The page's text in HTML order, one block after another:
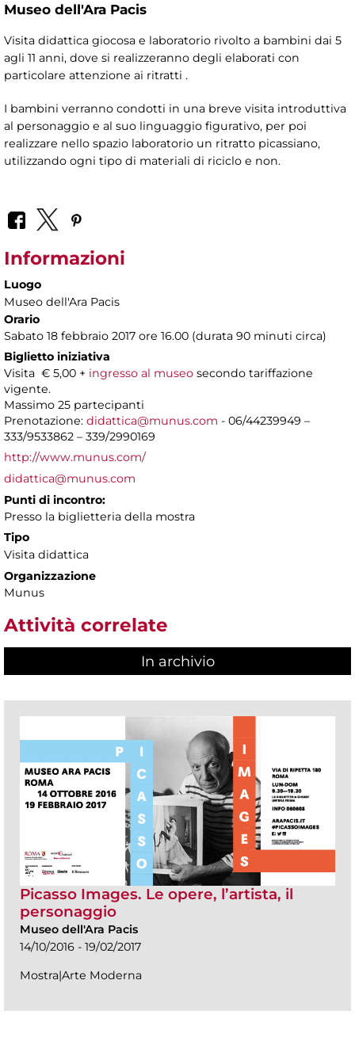
Museo dell'Ara Pacis
Visita didattica giocosa e laboratorio rivolto a bambini dai 5
agli 11 anni, dove si realizzeranno degli elaborati con
particolare attenzione ai ritratti .
I bambini verranno condotti in una breve visita introduttiva
al personaggio e al suo linguaggio figurativo, per poi
realizzare nello spazio laboratorio un ritratto picassiano,
utilizzando ogni tipo di materiali di riciclo e non.
Informazioni
Luogo
Museo dell'Ara Pacis
Orario
Sabato 18 febbraio 2017 ore 16.00 (durata 90 minuti circa)
Biglietto iniziativa
Visita € 5,00 + ingresso al museo secondo tariffazione
vigente.
Massimo 25 partecipanti
Prenotazione: didattica@munus.com - 06/44239949 –
333/9533862 – 339/2990169
http://www.munus.com/
didattica@munus.com
Punti di incontro:
Presso la biglietteria della mostra
Tipo
Visita didattica
Organizzazione
Munus
Attività correlate
In archivio
Picasso Images. Le opere, l’artista, il
personaggio
Museo dell'Ara Pacis
14/10/2016 - 19/02/2017
Mostra|Arte Moderna